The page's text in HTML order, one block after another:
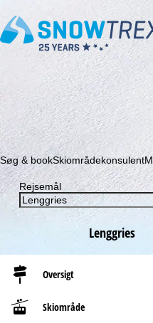
Abonner på
Søg & bookSkiområdekonsulent
Rejsemål
Lenggries
Oversigt
Skiområde